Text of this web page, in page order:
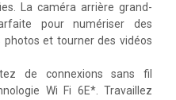
La caméra arrière grand-
pour numériser des
et tourner des vidéos
de connexions sans fil
Wi Fi 6E*. Travaillez